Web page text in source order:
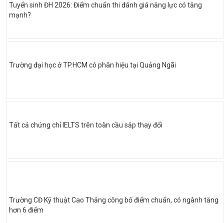
Tuyển sinh ĐH 2026: Điểm chuẩn thi đánh giá năng lực có tăng
mạnh?
Trường đại học ở TP.HCM có phân hiệu tại Quảng Ngãi
Tất cả chứng chỉ IELTS trên toàn cầu sắp thay đổi
Trường CĐ Kỹ thuật Cao Thắng công bố điểm chuẩn, có ngành tăng
hơn 6 điểm